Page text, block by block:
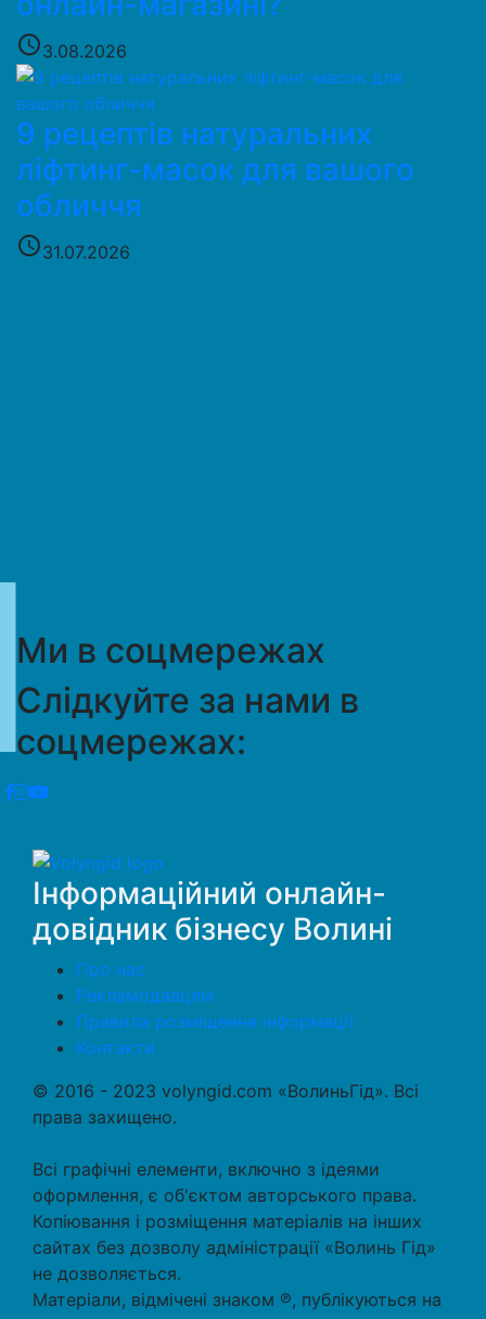
access_time3.08.2026
9 рецептів натуральних
ліфтинг-масок для вашого
обличчя
access_time31.07.2026
Ми в соцмережах
Слідкуйте за нами в
соцмережах:
Інформаційний онлайн-
довідник бізнесу Волині
Про нас
Рекламодавцям
Правила розміщення інформації
Контакти
© 2016 - 2023 volyngid.com «ВолиньГід». Всі
права захищено.
Всі графічні елементи, включно з ідеями
оформлення, є об'єктом авторського права.
Копіювання і розміщення матеріалів на інших
сайтах без дозволу адміністрації «Волинь Гід»
не дозволяється.
Матеріали, відмічені знаком ℗, публікуються на